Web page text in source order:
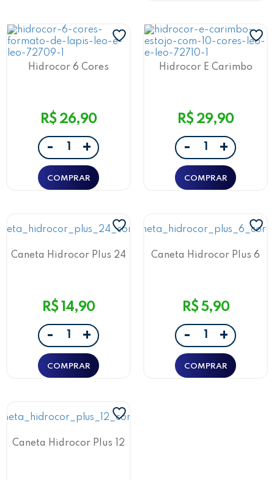
Hidrocor 6 Cores
R$ 26,90
- +
Hidrocor E Carimbo
R$ 29,90
- +
Caneta Hidrocor Plus 24
R$ 14,90
- +
Caneta Hidrocor Plus 6
R$ 5,90
- +
Caneta Hidrocor Plus 12